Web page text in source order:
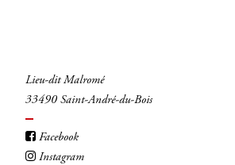
Lieu-dit Malromé
33490 Saint-André-du-Bois
Facebook
Instagram